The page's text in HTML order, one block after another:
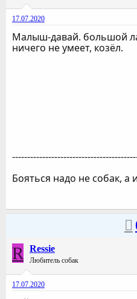
17.07.2020
Малыш-давай. большой
ничего не умеет, козёл.
Бояться надо не собак, а
R Ressie
Любитель собак
17.07.2020